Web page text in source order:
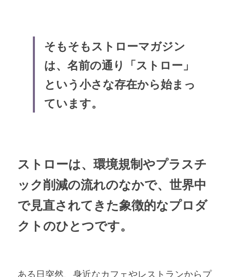
そもそもストローマガジン
は、名前の通り「ストロー」
という小さな存在から始まっ
ています。
ストローは、環境規制やプラスチ
ック削減の流れのなかで、世界中
で見直されてきた象徴的なプロダ
クトのひとつです。
ある日突然、身近なカフェやレストランからプ